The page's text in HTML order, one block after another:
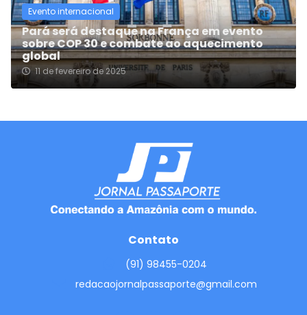
Evento internacional
Pará será destaque na França em evento
sobre COP 30 e combate ao aquecimento
global
11 de fevereiro de 2025
Contato
(91) 98455-0204
redacaojornalpassaporte@gmail.com